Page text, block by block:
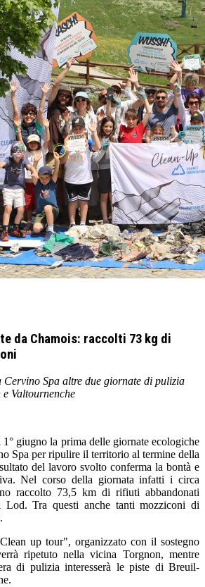
da Chamois: raccolti 73 kg di
Spa altre due giornate di pulizia
Valtournenche
giugno la prima delle giornate ecologiche
Spa per ripulire il territorio al termine della
del lavoro svolto conferma la bontà e
Nel corso della giornata infatti i circa
raccolto 73,5 km di rifiuti abbandonati
Tra questi anche tanti mozziconi di
up tour", organizzato con il sostegno
ripetuto nella vicina Torgnon, mentre
di pulizia interesserà le piste di Breuil-